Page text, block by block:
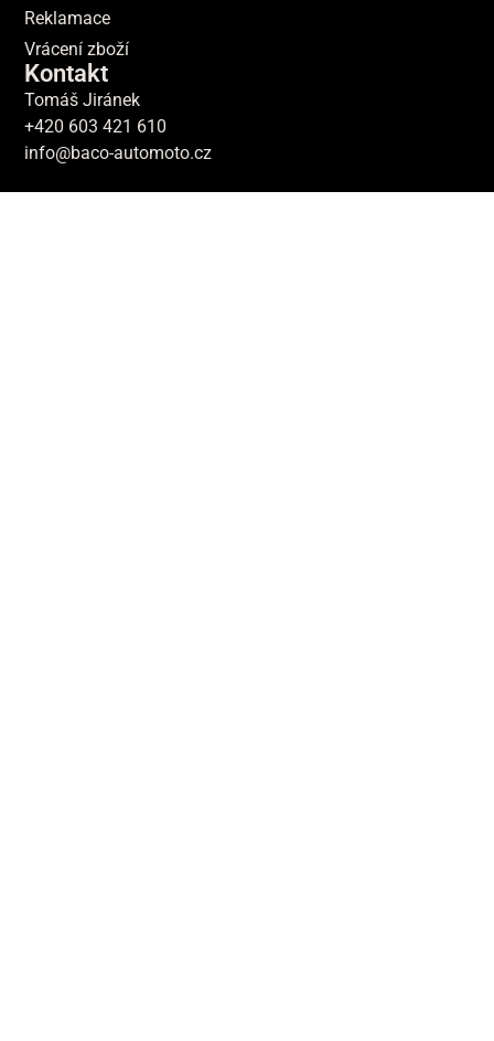
Reklamace
Vrácení zboží
Kontakt
Tomáš Jiránek
+420 603 421 610
info@baco-automoto.cz